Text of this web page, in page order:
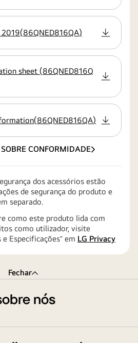
2019(86QNED816QA)
sheet (86QNED816Q
(86QNED816QA)
CONFORMIDADE
dos acessórios estão
de segurança do produto e
separado.
como este produto lida com
como utilizador, visite
Especificações″ em LG Privacy
Fechar
nós